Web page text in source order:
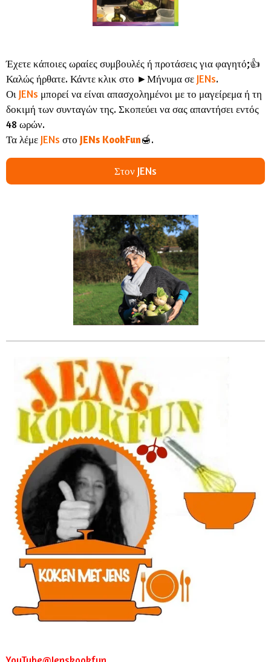
Έχετε κάποιες ωραίες συμβουλές ή προτάσεις για φαγητό;👍
Καλώς ήρθατε. Κάντε κλικ στο ►Μήνυμα σε JENs.
Οι JENs μπορεί να είναι απασχολημένοι με το μαγείρεμα ή τη
δοκιμή των συνταγών της. Σκοπεύει να σας απαντήσει εντός
48 ωρών.
Τα λέμε JENs στο JENs KookFun🍯.
Στον JENs